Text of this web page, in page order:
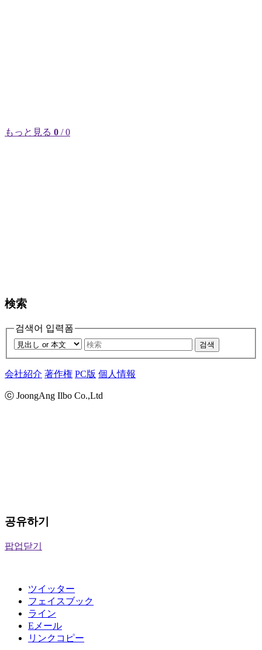
もっと見る 0 / 0
検索
검색어 입력폼
검색
会社紹介 著作権 PC版 個人情報
ⓒ JoongAng Ilbo Co.,Ltd
공유하기
팝업닫기
ツイッター
フェイスブック
ライン
Eメール
リンクコピー